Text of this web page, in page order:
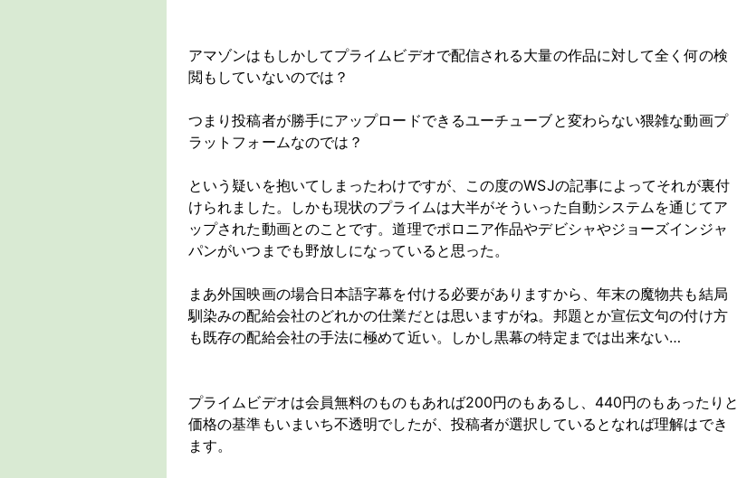
アマゾンはもしかしてプライムビデオで配信される大量の作品に対して全く何の検
閲もしていないのでは？
つまり投稿者が勝手にアップロードできるユーチューブと変わらない猥雑な動画プ
ラットフォームなのでは？
という疑いを抱いてしまったわけですが、この度のWSJの記事によってそれが裏付
けられました。しかも現状のプライムは大半がそういった自動システムを通じてア
ップされた動画とのことです。道理でポロニア作品やデビシャやジョーズインジャ
パンがいつまでも野放しになっていると思った。
まあ外国映画の場合日本語字幕を付ける必要がありますから、年末の魔物共も結局
馴染みの配給会社のどれかの仕業だとは思いますがね。邦題とか宣伝文句の付け方
も既存の配給会社の手法に極めて近い。しかし黒幕の特定までは出来ない…
プライムビデオは会員無料のものもあれば200円のもあるし、440円のもあったりと
価格の基準もいまいち不透明でしたが、投稿者が選択しているとなれば理解はでき
ます。